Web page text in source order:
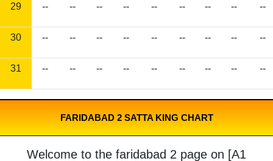
29 -- -- -- -- -- -- -- -- --
30 -- -- -- -- -- -- -- -- --
31 -- -- -- -- -- -- -- -- --
FARIDABAD 2 SATTA KING CHART
Welcome to the faridabad 2 page on [A1